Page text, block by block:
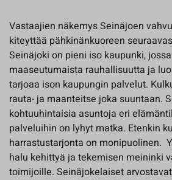
Vastaajien näkemys Seinäjoen
kiteyttää pähkinänkuoreen
Seinäjoki on pieni iso kaupunki,
maaseutumaista rauhallisuutta ja
tarjoaa ison kaupungin palvelut.
rauta- ja maanteitse joka suuntaan.
kohtuuhintaisia asuntoja eri
palveluihin on lyhyt matka. Etenkin
harrastustarjonta on monipuolinen.
halu kehittyä ja tekemisen meininki
toimijoille. Seinäjokelaiset